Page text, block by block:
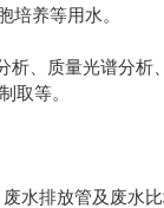
培养等用水。
质量光谱分析
取等。
排放管及废水比